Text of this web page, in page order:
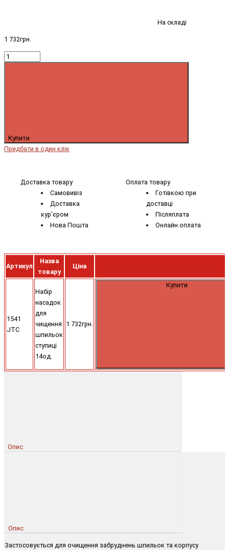
На складі
1 732грн.
Купити
Придбати в один клік
Доставка товару
Самовивіз
Доставка
кур'єром
Нова Пошта
Оплата товару
Готівкою при
доставці
Післяплата
Онлайн оплата
Артикул
Назва
товару
Ціна
1541
JTC
Набір
насадок
для
чищення
шпильок
ступиці
14од.
1 732грн.
Купити
Опис
Опис
Застосовується для очищення забруднень шпильок та корпусу